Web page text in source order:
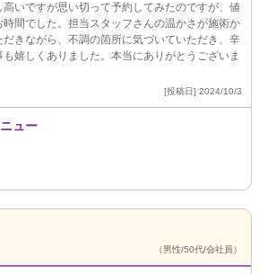
いですが思い切って予約してみたのですが、値
間でした。担当スタッフさんの温かさが施術か
きながら、不調の箇所に気づいていただき、辛
嬉しくありました。本当にありがとうございま
[投稿日] 2024/10/3
ュー
（男性/50代/会社員）